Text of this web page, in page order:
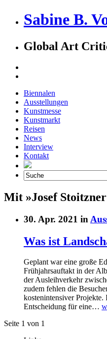
Sabine B.
Global Art
Biennalen
Ausstellungen
Kunstmesse
Kunstmarkt
Reisen
News
Interview
Kontakt
Mit »Josef
30. Apr. 2021 in
Was ist
Geplant war eine große
Frühjahrsauftakt in der
der Ausleihverkehr
zudem fehlen die
kostenintensiver
Entscheidung für eine…
Seite 1 von 1